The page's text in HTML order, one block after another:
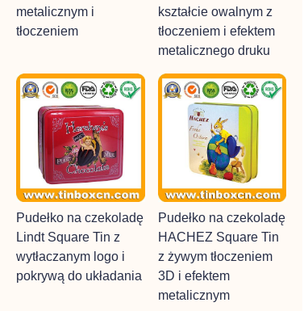
metalicznym i
tłoczeniem
kształcie owalnym z
tłoczeniem i efektem
metalicznego druku
Pudełko na czekoladę
Lindt Square Tin z
wytłaczanym logo i
pokrywą do układania
Pudełko na czekoladę
HACHEZ Square Tin
z żywym tłoczeniem
3D i efektem
metalicznym